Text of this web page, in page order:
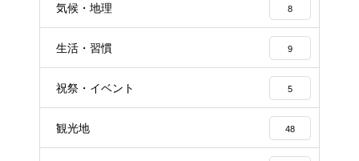
気候・地理 8
生活・習慣 9
祝祭・イベント 5
観光地 48